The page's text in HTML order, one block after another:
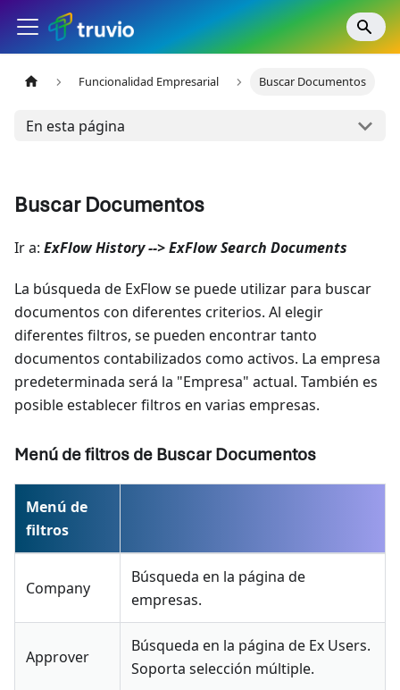
Funcionalidad Empresarial Buscar Documentos
En esta página
Buscar Documentos
Ir a: ExFlow History --> ExFlow Search Documents
La búsqueda de ExFlow se puede utilizar para buscar
documentos con diferentes criterios. Al elegir
diferentes filtros, se pueden encontrar tanto
documentos contabilizados como activos. La empresa
predeterminada será la "Empresa" actual. También es
posible establecer filtros en varias empresas.
Menú de filtros de Buscar Documentos
Menú de
filtros
Company
Búsqueda en la página de
empresas.
Approver
Búsqueda en la página de Ex Users.
Soporta selección múltiple.